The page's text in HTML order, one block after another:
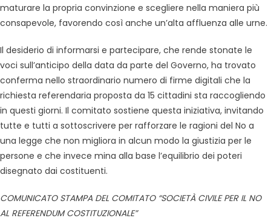
maturare la propria convinzione e scegliere nella maniera più
consapevole, favorendo così anche un’alta affluenza alle urne.
Il desiderio di informarsi e partecipare, che rende stonate le
voci sull’anticipo della data da parte del Governo, ha trovato
conferma nello straordinario numero di firme digitali che la
richiesta referendaria proposta da 15 cittadini sta raccogliendo
in questi giorni. Il comitato sostiene questa iniziativa, invitando
tutte e tutti a sottoscrivere per rafforzare le ragioni del No a
una legge che non migliora in alcun modo la giustizia per le
persone e che invece mina alla base l’equilibrio dei poteri
disegnato dai costituenti.
COMUNICATO STAMPA DEL COMITATO “SOCIETÀ CIVILE PER IL NO
AL REFERENDUM COSTITUZIONALE”